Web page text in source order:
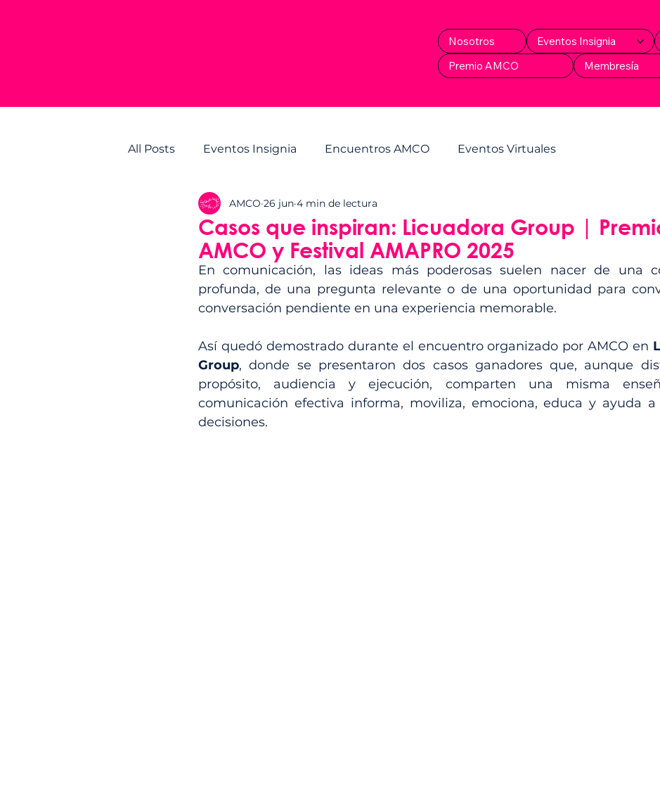
Nosotros Eventos Insignia
Premio AMCO
Membresía
All Posts Eventos Insignia Encuentros AMCO Eventos Virtuales
Casos que inspiran: Licuadora Group |
AMCO y Festival AMAPRO 2025
AMCO 26 jun 4 min de lectura
En comunicación, las ideas más poderosas suelen nacer de una
profunda, de una pregunta relevante o de una oportunidad para
conversación pendiente en una experiencia memorable.
Así quedó demostrado durante el encuentro organizado por AMCO en
Group, donde se presentaron dos casos ganadores que, aunque
propósito, audiencia y ejecución, comparten una misma
comunicación efectiva informa, moviliza, emociona, educa y ayuda
decisiones.